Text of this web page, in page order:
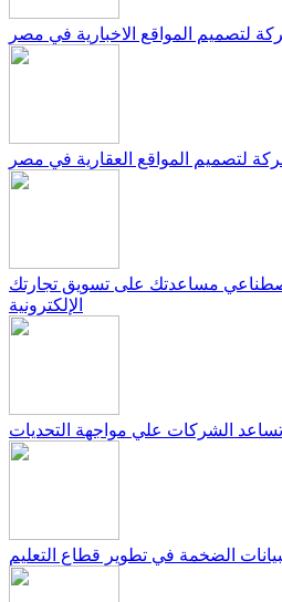
لتصميم المواقع الاخبارية في مصر
لتصميم المواقع العقارية في مصر
مساعدتك على تسويق تجارتك
الإلكترونية
تساعد الشركات علي مواجهة التحديات
الضخمة في تطوير قطاع التعليم